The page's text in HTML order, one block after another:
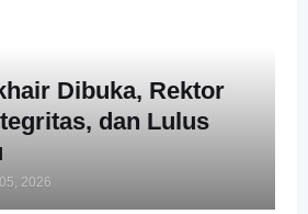
Dibuka, Rektor
dan Lulus
2026